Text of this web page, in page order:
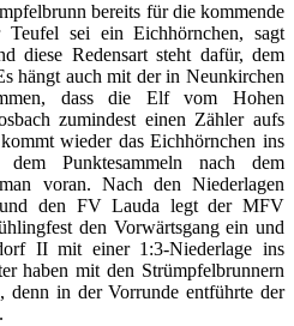
bereits für die kommende
Teufel sei ein Eichhörnchen, sagt
diese Redensart steht dafür, dem
hängt auch mit der in Neunkirchen
dass die Elf vom Hohen
zumindest einen Zähler aufs
wieder das Eichhörnchen ins
Punktesammeln nach dem
voran. Nach den Niederlagen
den FV Lauda legt der MFV
den Vorwärtsgang ein und
II mit einer 1:3-Niederlage ins
haben mit den Strümpfelbrunnern
denn in der Vorrunde entführte der